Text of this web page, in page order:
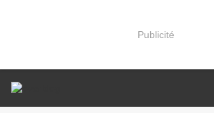
Publicité